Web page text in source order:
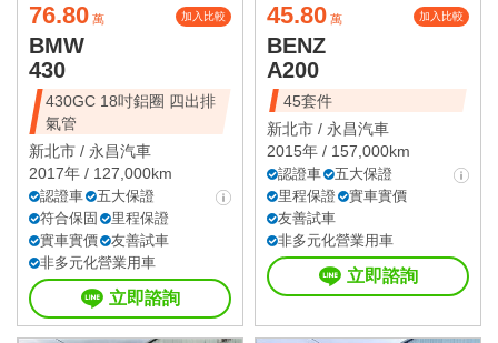
76.80 萬 加入比較
BMW
430
430GC 18吋鋁圈 四出排
氣管
新北市 / 永昌汽車
2017年 / 127,000km
認證車
五大保證
符合保固
里程保證
實車實價
友善試車
非多元化營業用車
立即諮詢
45.80 萬 加入比較
BENZ
A200
45套件
新北市 / 永昌汽車
2015年 / 157,000km
認證車
五大保證
里程保證
實車實價
友善試車
非多元化營業用車
立即諮詢